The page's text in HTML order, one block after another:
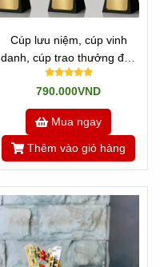
Cúp lưu niệm, cúp vinh
danh, cúp trao thưởng đẹp
mới
790.000VND
Mua ngay
Thêm vào giỏ hàng